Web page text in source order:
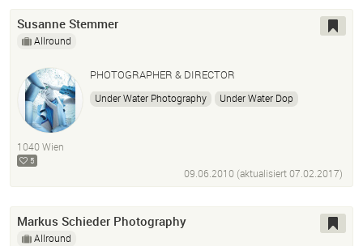
Susanne Stemmer
Allround
PHOTOGRAPHER & DIRECTOR
Under Water Photography
Under Water Dop
1040 Wien
5
09.06.2010 (aktualisiert07.02.2017)
Markus Schieder Photography
Allround